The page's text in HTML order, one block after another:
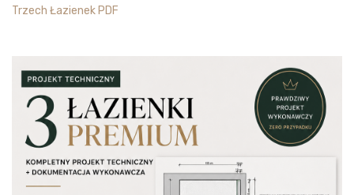
Trzech Łazienek PDF